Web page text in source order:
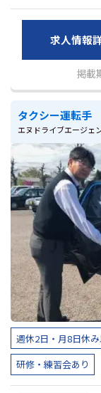
求人情報
掲載
タクシー運転手
エヌドライブエージェ
週休2日・月8日休
研修・練習会あり